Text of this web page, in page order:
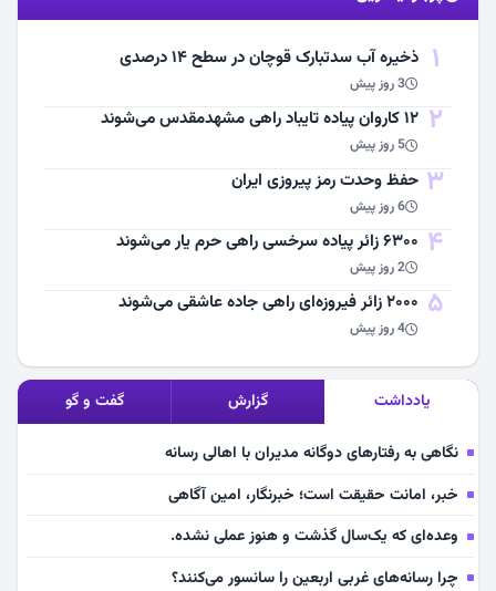
1 ذخیره آب سدتبارک قوچان در سطح ۱۴ درصدی
3 روز پیش
2 ۱۲ کاروان پیاده تایباد راهی مشهدمقدس می‌شوند
5 روز پیش
3 حفظ وحدت رمز پیروزی ایران
6 روز پیش
4 ۶۳۰۰ زائر پیاده سرخسی راهی حرم یار می‌شوند
2 روز پیش
5 ۲۰۰۰ زائر فیروزه‌ای راهی جاده عاشقی می‌شوند
4 روز پیش
یادداشت گزارش گفت و گو
نگاهی به رفتارهای دوگانه مدیران با اهالی رسانه
خبر، امانت حقیقت است؛ خبرنگار، امین آگاهی
وعده‌ای که یک‌سال گذشت و هنوز عملی نشده.
چرا رسانه‌های غربی اربعین را سانسور می‌کنند؟